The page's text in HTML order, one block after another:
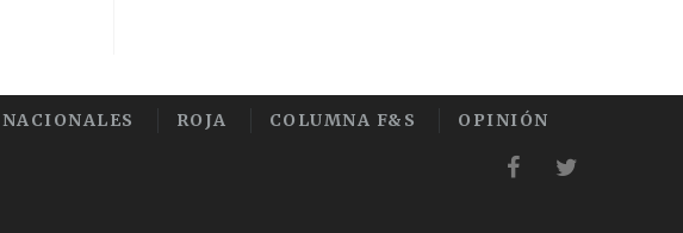
NACIONALES ROJA COLUMNA F&S OPINIÓN